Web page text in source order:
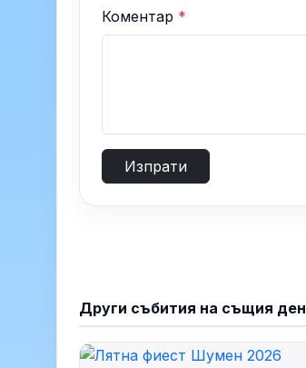
Коментар *
Изпрати
Други събития на същия ден